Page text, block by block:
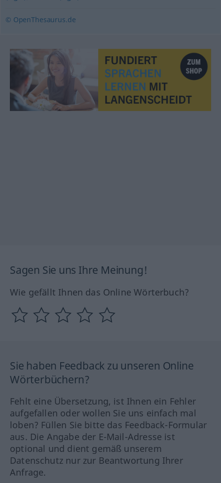
© OpenThesaurus.de
Sagen Sie uns Ihre Meinung!
Wie gefällt Ihnen das Online Wörterbuch?
Sie haben Feedback zu unseren Online
Wörterbüchern?
Fehlt eine Übersetzung, ist Ihnen ein Fehler
aufgefallen oder wollen Sie uns einfach mal
loben? Füllen Sie bitte das Feedback-Formular
aus. Die Angabe der E-Mail-Adresse ist
optional und dient gemäß unserem
Datenschutz nur zur Beantwortung Ihrer
Anfrage.